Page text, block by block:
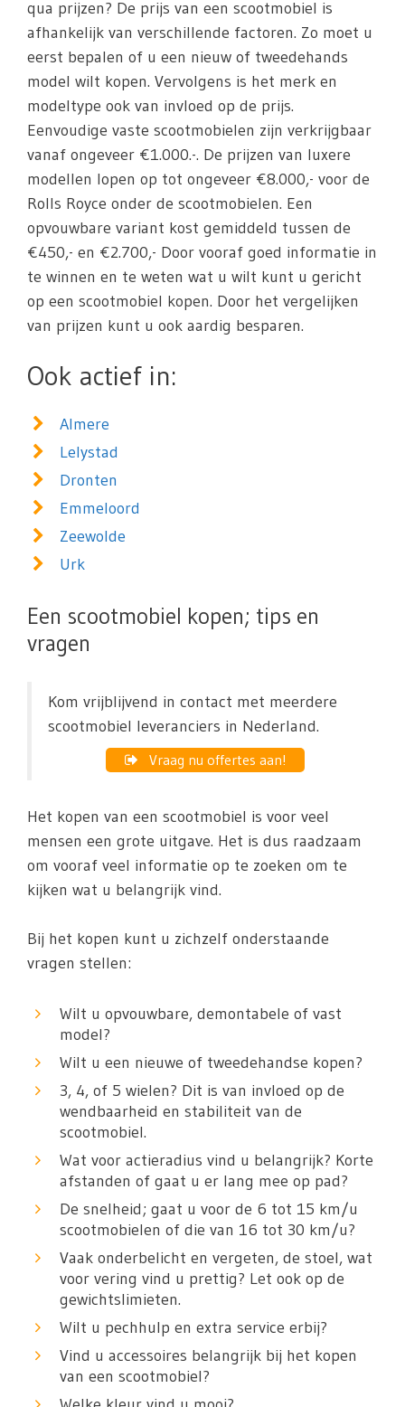
qua prijzen? De prijs van een scootmobiel is
afhankelijk van verschillende factoren. Zo moet u
eerst bepalen of u een nieuw of tweedehands
model wilt kopen. Vervolgens is het merk en
modeltype ook van invloed op de prijs.
Eenvoudige vaste scootmobielen zijn verkrijgbaar
vanaf ongeveer €1.000.-. De prijzen van luxere
modellen lopen op tot ongeveer €8.000,- voor de
Rolls Royce onder de scootmobielen. Een
opvouwbare variant kost gemiddeld tussen de
€450,- en €2.700,- Door vooraf goed informatie in
te winnen en te weten wat u wilt kunt u gericht
op een scootmobiel kopen. Door het vergelijken
van prijzen kunt u ook aardig besparen.
Ook actief in:
Almere
Lelystad
Dronten
Emmeloord
Zeewolde
Urk
Een scootmobiel kopen; tips en
vragen
Kom vrijblijvend in contact met meerdere
scootmobiel leveranciers in Nederland.
Vraag nu offertes aan!
Het kopen van een scootmobiel is voor veel
mensen een grote uitgave. Het is dus raadzaam
om vooraf veel informatie op te zoeken om te
kijken wat u belangrijk vind.
Bij het kopen kunt u zichzelf onderstaande
vragen stellen:
Wilt u opvouwbare, demontabele of vast
model?
Wilt u een nieuwe of tweedehandse kopen?
3, 4, of 5 wielen? Dit is van invloed op de
wendbaarheid en stabiliteit van de
scootmobiel.
Wat voor actieradius vind u belangrijk? Korte
afstanden of gaat u er lang mee op pad?
De snelheid; gaat u voor de 6 tot 15 km/u
scootmobielen of die van 16 tot 30 km/u?
Vaak onderbelicht en vergeten, de stoel, wat
voor vering vind u prettig? Let ook op de
gewichtslimieten.
Wilt u pechhulp en extra service erbij?
Vind u accessoires belangrijk bij het kopen
van een scootmobiel?